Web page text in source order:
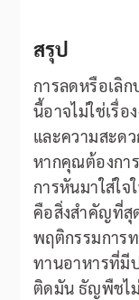
สรุป
การลดหรือเลิ
นี้อาจไม่ใช่เรื่อ
และความสะด
หากคุณต้องกา
การหันมาใส่ใจ
คือสิ่งสำคัญที่สุ
พฤติกรรมการ
ทานอาหารที่มี
ติดมัน ธัญพืชไ